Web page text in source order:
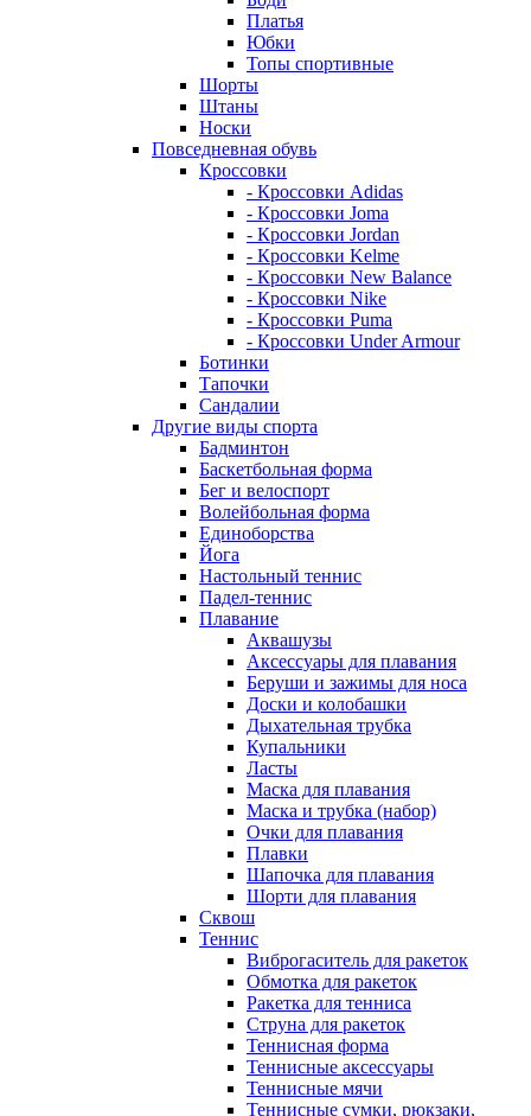
Платья
Юбки
Топы спортивные
Шорты
Штаны
Носки
Повседневная обувь
Кроссовки
- Кроссовки Adidas
- Кроссовки Joma
- Кроссовки Jordan
- Кроссовки Kelme
- Кроссовки New Balance
- Кроссовки Nike
- Кроссовки Puma
- Кроссовки Under Armour
Ботинки
Тапочки
Сандалии
Другие виды спорта
Бадминтон
Баскетбольная форма
Бег и велоспорт
Волейбольная форма
Единоборства
Йога
Настольный теннис
Падел-теннис
Плавание
Аквашузы
Аксессуары для плавания
Беруши и зажимы для носа
Доски и колобашки
Дыхательная трубка
Купальники
Ласты
Маска для плавания
Маска и трубка (набор)
Очки для плавания
Плавки
Шапочка для плавания
Шорти для плавания
Сквош
Теннис
Виброгаситель для ракеток
Обмотка для ракеток
Ракетка для тенниса
Струна для ракеток
Теннисная форма
Теннисные аксессуары
Теннисные мячи
Теннисные сумки, рюкзаки,